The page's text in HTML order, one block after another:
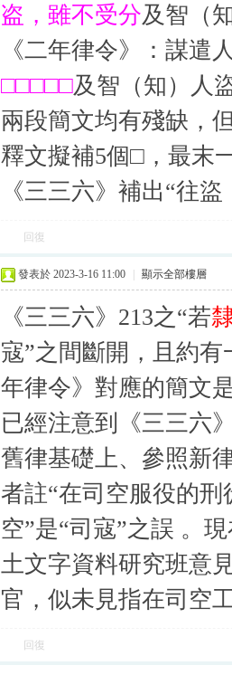
盗，雖不受分及智（
《二年律令》：謀遣
□□□□□及智（知）人
兩段簡文均有殘缺，
釋文擬補5個□，最末
《三三六》補出“往
回復
發表於 2023-3-16 11:00 顯示全部樓層
《三三六》213之“若
寇”之間斷開，且約
年律令》對應的簡文
已經注意到《三三六
舊律基礎上、參照新
者註“在司空服役的
空”是“司寇”之誤 。
土文字資料研究班意
官，似未見指在司空
回復